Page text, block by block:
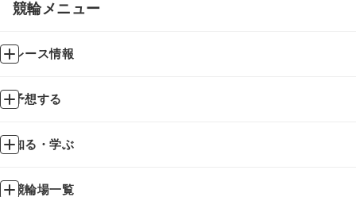
競輪メニュー
レース情報
予想する
知る・学ぶ
競輪場一覧